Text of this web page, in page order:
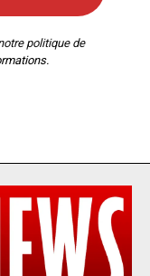
politique de